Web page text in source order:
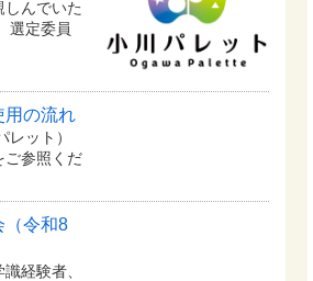
んでいた
選定委員
用の流れ
ット）
ご参照くだ
（令和8
経験者、